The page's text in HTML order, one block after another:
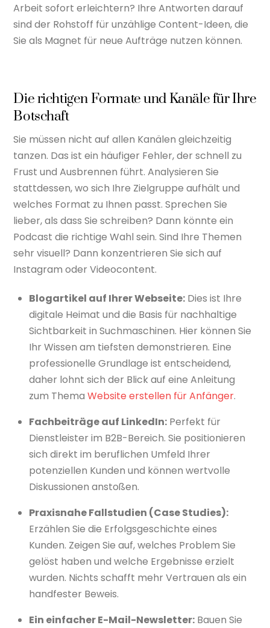
Arbeit sofort erleichtern? Ihre Antworten darauf
sind der Rohstoff für unzählige Content-Ideen, die
Sie als Magnet für neue Aufträge nutzen können.
Die richtigen Formate und Kanäle für Ihre
Botschaft
Sie müssen nicht auf allen Kanälen gleichzeitig
tanzen. Das ist ein häufiger Fehler, der schnell zu
Frust und Ausbrennen führt. Analysieren Sie
stattdessen, wo sich Ihre Zielgruppe aufhält und
welches Format zu Ihnen passt. Sprechen Sie
lieber, als dass Sie schreiben? Dann könnte ein
Podcast die richtige Wahl sein. Sind Ihre Themen
sehr visuell? Dann konzentrieren Sie sich auf
Instagram oder Videocontent.
Blogartikel auf Ihrer Webseite: Dies ist Ihre
digitale Heimat und die Basis für nachhaltige
Sichtbarkeit in Suchmaschinen. Hier können Sie
Ihr Wissen am tiefsten demonstrieren. Eine
professionelle Grundlage ist entscheidend,
daher lohnt sich der Blick auf eine Anleitung
zum Thema Website erstellen für Anfänger.
Fachbeiträge auf LinkedIn: Perfekt für
Dienstleister im B2B-Bereich. Sie positionieren
sich direkt im beruflichen Umfeld Ihrer
potenziellen Kunden und können wertvolle
Diskussionen anstoßen.
Praxisnahe Fallstudien (Case Studies):
Erzählen Sie die Erfolgsgeschichte eines
Kunden. Zeigen Sie auf, welches Problem Sie
gelöst haben und welche Ergebnisse erzielt
wurden. Nichts schafft mehr Vertrauen als ein
handfester Beweis.
Ein einfacher E-Mail-Newsletter: Bauen Sie